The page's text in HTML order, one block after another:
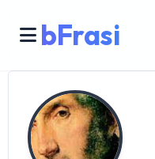
bFrasi